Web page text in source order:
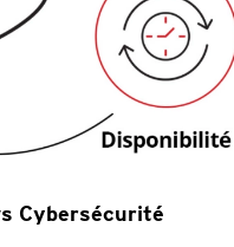
Cybersécurité